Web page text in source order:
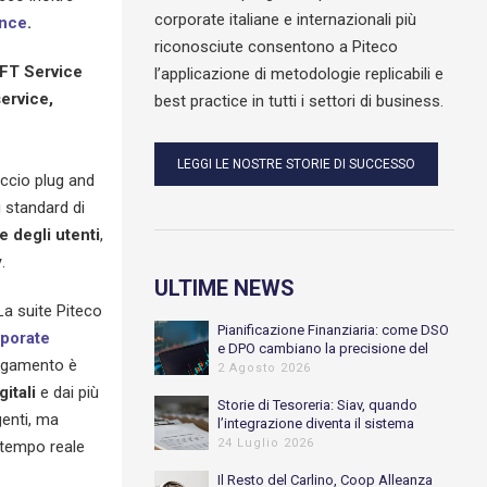
.
Service
plug and
di
degli utenti,
suite Piteco
è
e dai più
ma
reale
corporate italiane e internazionali più
riconosciute consentono a Piteco
l’applicazione di metodologie replicabili e
best practice in tutti i settori di business.
LEGGI LE NOSTRE STORIE DI SUCCESSO
ULTIME NEWS
Pianificazione Finanziaria: come DSO
e DPO cambiano la precisione del
Cash Flow previsionale
2 Agosto 2026
Storie di Tesoreria: Siav, quando
l’integrazione diventa il sistema
nervoso della Tesoreria
24 Luglio 2026
Il Resto del Carlino, Coop Alleanza